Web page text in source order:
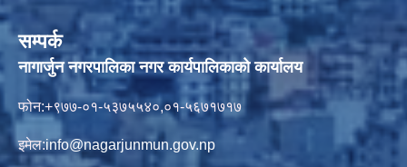
सम्पर्क
नागार्जुन नगरपालिका नगर कार्यपालिकाको कार्यालय
फोन:+९७७-०१-५३७५५४०,०१-५६७१७१७
इमेल:info@nagarjunmun.gov.np